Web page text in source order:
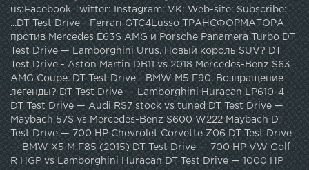
us:Facebook Twitter: Instagram: VK: Web-site: Subscribe:
...DT Test Drive - Ferrari GTC4Lusso ТРАНСФОРМАТОРА
против Mercedes E63S AMG и Porsche Panamera Turbo DT
Test Drive — Lamborghini Urus. Новый король SUV? DT
Test Drive - Aston Martin DB11 vs 2018 Mercedes-Benz S63
AMG Coupe. DT Test Drive - BMW M5 F90. Возвращение
легенды? DT Test Drive — Lamborghini Huracan LP610-4
DT Test Drive — Audi RS7 stock vs tuned DT Test Drive —
Maybach 57S vs Mercedes-Benz S600 W222 Maybach DT
Test Drive — 700 HP Chevrolet Corvette Z06 DT Test Drive
— BMW X5 M F85 (2015) DT Test Drive — 700 HP VW Golf
R HGP vs Lamborghini Huracan DT Test Drive — 1000 HP